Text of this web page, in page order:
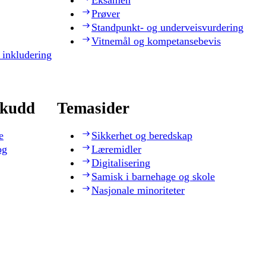
Prøver
Standpunkt- og underveisvurdering
Vitnemål og kompetansebevis
Temasider
Sikkerhet og beredskap
Læremidler
Digitalisering
Samisk i barnehage og skole
Nasjonale minoriteter